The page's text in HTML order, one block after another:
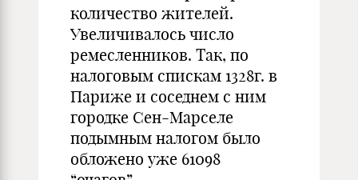
количество жителей.
Увеличивалось число
ремесленников. Так, по
налоговым спискам 1328г. в
Париже и соседнем с ним
городке Сен-Марселе
подымным налогом было
обложено уже 61098